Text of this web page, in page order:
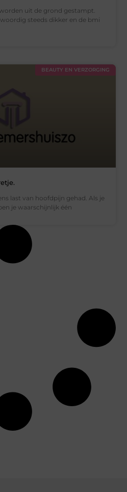
uit de grond gestampt.
steeds dikker en de bmi
BEAUTY EN VERZORGING
last van hoofdpijn gehad. Als je
je waarschijnlijk één